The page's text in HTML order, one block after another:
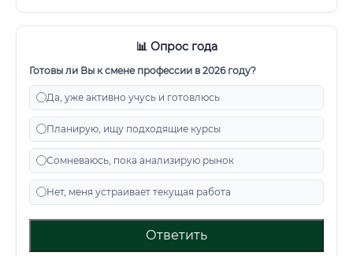
📊 Опрос года
Готовы ли Вы к смене профессии в 2026 году?
Да, уже активно учусь и готовлюсь
Планирую, ищу подходящие курсы
Сомневаюсь, пока анализирую рынок
Нет, меня устраивает текущая работа
Ответить